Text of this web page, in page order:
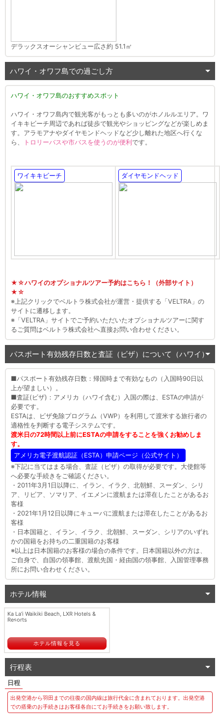
デラックスオーシャンビュー広さ約 51.1㎡
ハワイ・オワフ島での過ごし方
ハワイ・オワフ島のおすすめスポット
ハワイ・オワフ島内で観光客がもっとも多いのがホノルルエリア。ワ
イキキビーチ周辺であれば徒歩で観光やショッピングなどが楽しめま
す。アラモアナやダイヤモンドヘッドなど少し離れた地区へ行くな
ら、
トロリーバスや市バスを使うのが便利です。
ワイキキビーチ ダイヤモンドヘッド
★☆ハワイのオプショナルツアー予約はこちら！（外部サイト）
★☆
※上記クリックでベルトラ株式会社が運営・提供する「VELTRA」の
サイトに遷移します。
※「VELTRA」サイトでご予約いただいたオプショナルツアーに関す
るご質問はベルトラ株式会社へ直接お問い合わせください。
パスポート有効残存日数と査証（ビザ）について（ハワイ）
■パスポート有効残存日数：帰国時まで有効なもの（入国時90日以
上が望ましい）。
■査証(ビザ)：アメリカ（ハワイ含む）入国の際は、ESTAの申請が
必要です。
ESTAは、ビザ免除プログラム（VWP）を利用して渡米する旅行者の
適格性を判断する電子システムです。
渡米日の72時間以上前にESTAの申請をすることを強くお勧めしま
す。
アメリカ電子渡航認証（ESTA）申請ページ（公式サイト）
※下記に当てはまる場合、査証（ビザ）の取得が必要です。大使館等
へ必要な手続きをご確認ください。
・2011年3月1日以降に、イラン、イラク、北朝鮮、スーダン、シリ
ア、リビア、ソマリア、イエメンに渡航または滞在したことがあるお
客様
・2021年1月12日以降にキューバに渡航または滞在したことがあるお
客様
・日本国籍と、イラン、イラク、北朝鮮、スーダン、シリアのいずれ
かの国籍をお持ちの二重国籍のお客様
※以上は日本国籍のお客様の場合の条件です。日本国籍以外の方は、
ご自身で、自国の領事館、渡航先国・経由国の領事館、入国管理事務
所にお問い合わせください。
ホテル情報
Ka La’i Waikiki Beach, LXR Hotels &
Resorts
ホテル情報を見る
行程表
出発空港から羽田までの往復の国内線は旅行代金に含まれております。出発空港
での搭乗のお手続きはお客様各自にてお手続きをお願い致します。